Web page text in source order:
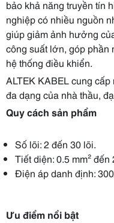
bảo khả năng truyền tín
nghiệp có nhiều nguồn
giúp giảm ảnh hưởng
công suất lớn, góp phần
hệ thống điều khiển.
ALTEK KABEL cung
đa dạng của nhà thầu,
Quy cách sản phẩm
Số lõi: 2 đến 30 lõi.
Tiết diện: 0.5 mm² đến
Điện áp danh định:
Ưu điểm nổi bật